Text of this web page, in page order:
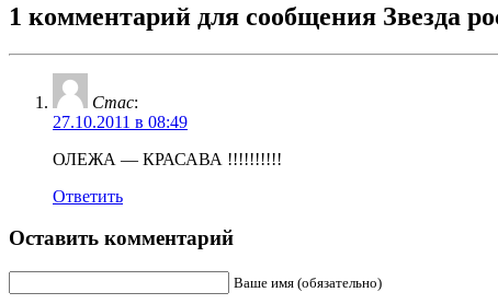
1 комментарий для сообщения Звезда
Стас:
27.10.2011 в 08:49
ОЛЕЖА — КРАСАВА !!!!!!!!!!
Ответить
Оставить комментарий
Ваше имя (обязательно)